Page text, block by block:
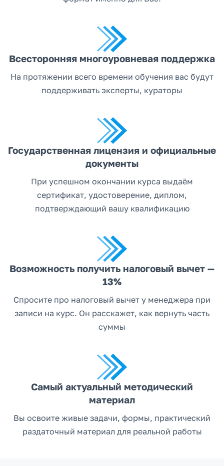
Всесторонняя многоуровневая поддержка
На протяжении всего времени обучения вас будут
поддерживать эксперты, кураторы
Государственная лицензия и официальные
документы
При успешном окончании курса выдаём
сертификат, удостоверение, диплом,
подтверждающий вашу квалификацию
Возможность получить налоговый вычет —
13%
Спросите про налоговый вычет у менеджера при
записи на курс. Он расскажет, как вернуть часть
суммы
Самый актуальный методический
материал
Вы освоите живые задачи, формы, практический
раздаточный материал для реальной работы